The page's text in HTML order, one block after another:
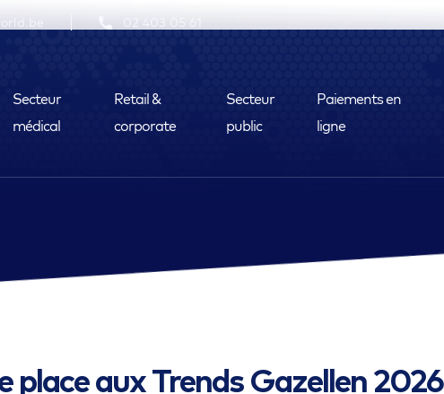
02 403 05 61
Secteur
médical
Retail &
corporate
Secteur
public
Paiements en
ligne
place aux Trends Gazellen 2026